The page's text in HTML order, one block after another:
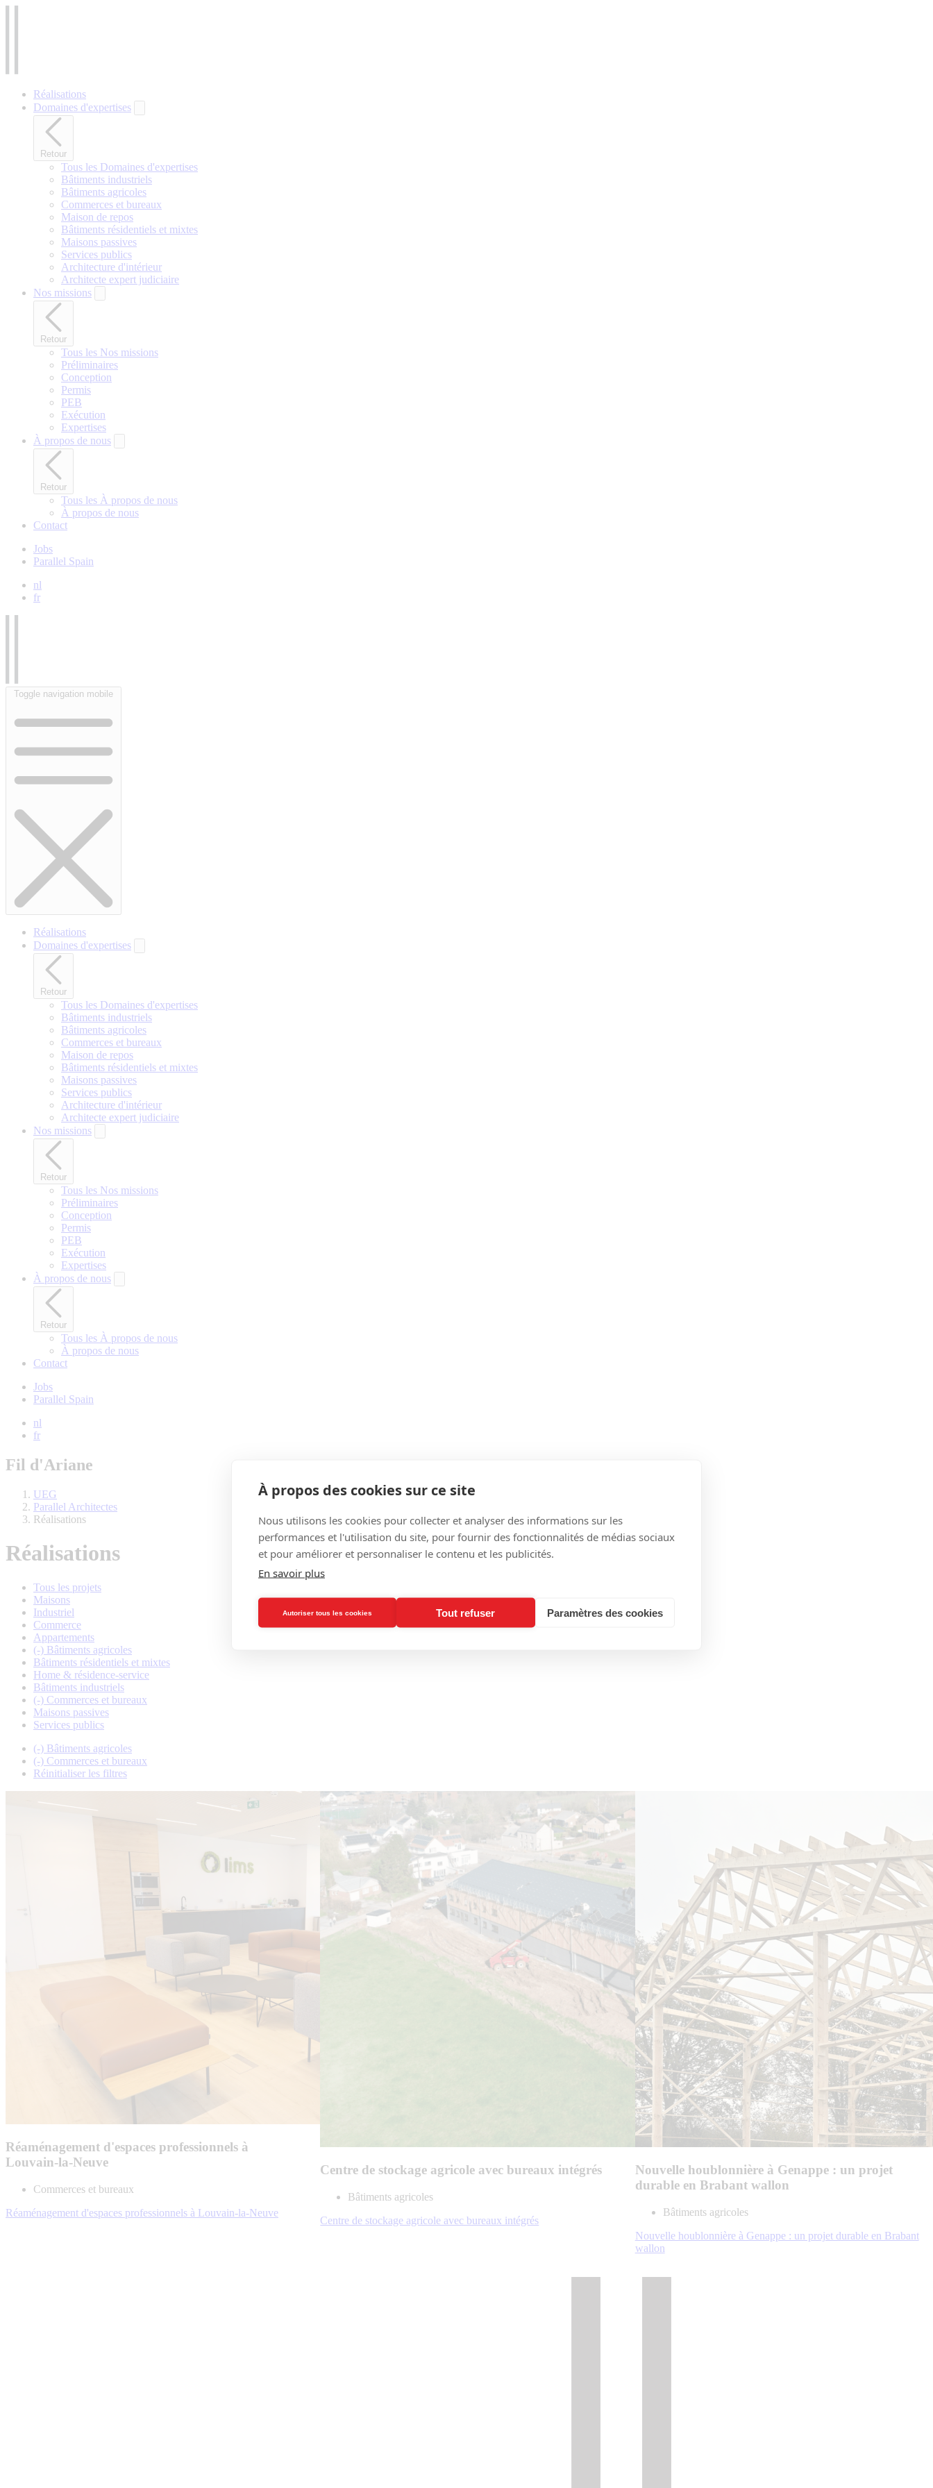
Réalisations
Domaines d'expertises
Retour
Tous les Domaines d'expertises
Bâtiments industriels
Bâtiments agricoles
Commerces et bureaux
Maison de repos
Bâtiments résidentiels et mixtes
Maisons passives
Services publics
Architecture d'intérieur
Architecte expert judiciaire
Nos missions
Retour
Tous les Nos missions
Préliminaires
Conception
Permis
PEB
Exécution
Expertises
À propos de nous
Retour
Tous les À propos de nous
À propos de nous
Contact
Jobs
Parallel Spain
nl
fr
Toggle navigation mobile
Réalisations
Domaines d'expertises
Retour
Tous les Domaines d'expertises
Bâtiments industriels
Bâtiments agricoles
Commerces et bureaux
Maison de repos
Bâtiments résidentiels et mixtes
Maisons passives
Services publics
Architecture d'intérieur
Architecte expert judiciaire
Nos missions
Retour
Tous les Nos missions
Préliminaires
Conception
Permis
PEB
Exécution
Expertises
À propos de nous
Retour
Tous les À propos de nous
À propos de nous
Contact
Jobs
Parallel Spain
nl
fr
Fil d'Ariane
UEG
Parallel Architectes
Réalisations
Réalisations
Tous les projets
Maisons
Industriel
Commerce
Appartements
(-) Bâtiments agricoles
Bâtiments résidentiels et mixtes
Home & résidence-service
Bâtiments industriels
(-) Commerces et bureaux
Maisons passives
Services publics
(-) Bâtiments agricoles
(-) Commerces et bureaux
Réinitialiser les filtres
Réaménagement d'espaces professionnels à
Louvain-la-Neuve
Commerces et bureaux
Réaménagement d'espaces professionnels à Louvain-la-Neuve
Centre de stockage agricole avec bureaux intégrés
Bâtiments agricoles
Centre de stockage agricole avec bureaux intégrés
Nouvelle houblonnière à Genappe : un projet
durable en Brabant wallon
Bâtiments agricoles
Nouvelle houblonnière à Genappe : un projet durable en Brabant
wallon
À propos des cookies sur ce site
Nous utilisons les cookies pour collecter et analyser des informations sur les
performances et l'utilisation du site, pour fournir des fonctionnalités de médias sociaux
et pour améliorer et personnaliser le contenu et les publicités.
En savoir plus
Autoriser tous les cookies Tout refuser Paramètres des cookies